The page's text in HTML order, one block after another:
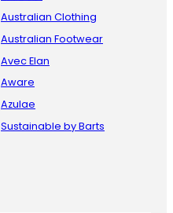
Australian Clothing
Australian Footwear
Avec Elan
Aware
Azulae
Sustainable by Barts